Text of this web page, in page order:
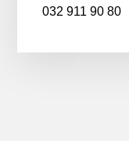
032 911 90 80